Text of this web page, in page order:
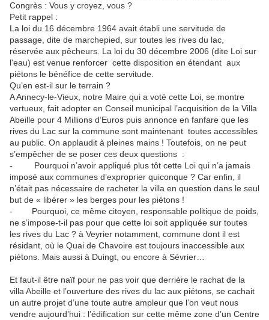
Congrès : Vous y croyez, vous ?
Petit rappel :
La loi du 16 décembre 1964 avait établi une servitude de
passage, dite de marchepied, sur toutes les rives du lac,
réservée aux pêcheurs. La loi du 30 décembre 2006 (dite Loi sur
l'eau) est venue renforcer cette disposition en étendant aux
piétons le bénéfice de cette servitude.
Qu’en est-il sur le terrain ?
A Annecy-le-Vieux, notre Maire qui a voté cette Loi, se montre
vertueux, fait adopter en Conseil municipal l’acquisition de la Villa
Abeille pour 4 Millions d’Euros puis annonce en fanfare que les
rives du Lac sur la commune sont maintenant toutes accessibles
au public. On applaudit à pleines mains ! Toutefois, on ne peut
s’empêcher de se poser ces deux questions :
- Pourquoi n’avoir appliqué plus tôt cette Loi qui n’a jamais
imposé aux communes d’exproprier quiconque ? Car enfin, il
n’était pas nécessaire de racheter la villa en question dans le seul
but de « libérer » les berges pour les piétons !
- Pourquoi, ce même citoyen, responsable politique de poids,
ne s’impose-t-il pas pour que cette loi soit appliquée sur toutes
les rives du Lac ? à Veyrier notamment, commune dont il est
résidant, où le Quai de Chavoire est toujours inaccessible aux
piétons. Mais aussi à Duingt, ou encore à Sévrier…
Et faut-il être naïf pour ne pas voir que derrière le rachat de la
villa Abeille et l’ouverture des rives du lac aux piétons, se cachait
un autre projet d’une toute autre ampleur que l’on veut nous
vendre aujourd’hui : l’édification sur cette même zone d’un Centre